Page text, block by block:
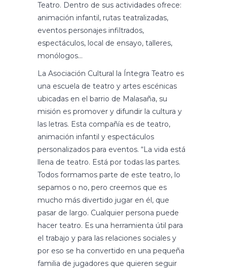
Teatro. Dentro de sus actividades ofrece:
animación infantil, rutas teatralizadas,
eventos personajes infiltrados,
espectáculos, local de ensayo, talleres,
monólogos…
La Asociación Cultural la Íntegra Teatro es
una escuela de teatro y artes escénicas
ubicadas en el barrio de Malasaña, su
misión es promover y difundir la cultura y
las letras. Esta compañía es de teatro,
animación infantil y espectáculos
personalizados para eventos. “La vida está
llena de teatro. Está por todas las partes.
Todos formamos parte de este teatro, lo
sepamos o no, pero creemos que es
mucho más divertido jugar en él, que
pasar de largo. Cualquier persona puede
hacer teatro. Es una herramienta útil para
el trabajo y para las relaciones sociales y
por eso se ha convertido en una pequeña
familia de jugadores que quieren seguir